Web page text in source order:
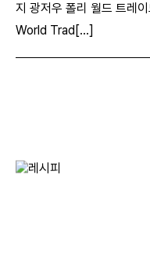
지 광저우 폴리 월드 트레
World Trad[...]